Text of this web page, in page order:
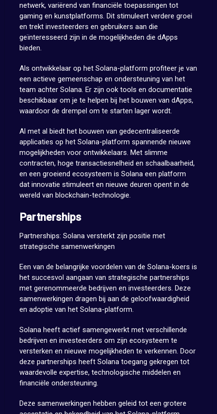
netwerk, variërend van financiële toepassingen tot
gaming en kunstplatforms. Dit stimuleert verdere groei
en trekt investeerders en gebruikers aan die
geïnteresseerd zijn in de mogelijkheden die dApps
bieden.
Als ontwikkelaar op het Solana-platform profiteer je van
een actieve gemeenschap en ondersteuning van het
team achter Solana. Er zijn ook tools en documentatie
beschikbaar om je te helpen bij het bouwen van dApps,
waardoor de drempel om te starten lager wordt.
Al met al biedt het bouwen van gedecentraliseerde
applicaties op het Solana-platform spannende nieuwe
mogelijkheden voor ontwikkelaars. Met slimme
contracten, hoge transactiesnelheid en schaalbaarheid,
en een groeiend ecosysteem is Solana een platform
dat innovatie stimuleert en nieuwe deuren opent in de
wereld van blockchain-technologie.
Partnerships
Partnerships: Solana versterkt zijn positie met
strategische samenwerkingen
Een van de belangrijke voordelen van de Solana-koers is
het succesvol aangaan van strategische partnerships
met gerenommeerde bedrijven en investeerders. Deze
samenwerkingen dragen bij aan de geloofwaardigheid
en adoptie van het Solana-platform.
Solana heeft actief samengewerkt met verschillende
bedrijven en investeerders om zijn ecosysteem te
versterken en nieuwe mogelijkheden te verkennen. Door
deze partnerships heeft Solana toegang gekregen tot
waardevolle expertise, technologische middelen en
financiële ondersteuning.
Deze samenwerkingen hebben geleid tot een grotere